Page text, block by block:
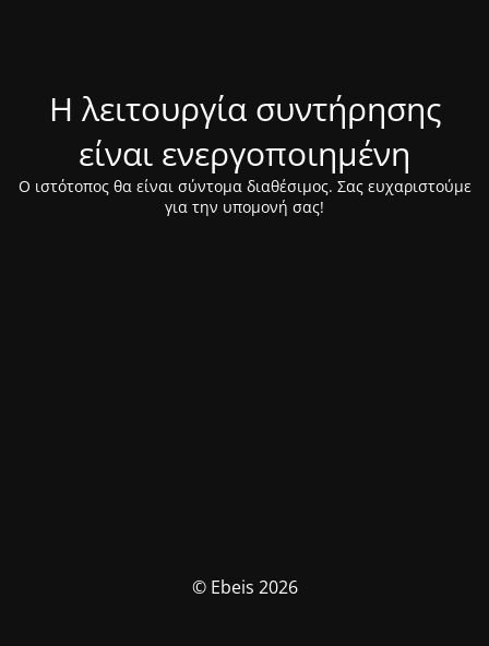
Η λειτουργία συντήρησης
είναι ενεργοποιημένη
Ο ιστότοπος θα είναι σύντομα διαθέσιμος. Σας ευχαριστούμε
για την υπομονή σας!
© Ebeis 2026